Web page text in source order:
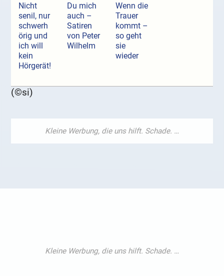
Nicht
senil, nur
schwerh
örig und
ich will
kein
Hörgerät!
Du mich
auch –
Satiren
von Peter
Wilhelm
Wenn die
Trauer
kommt –
so geht
sie
wieder
(©si)